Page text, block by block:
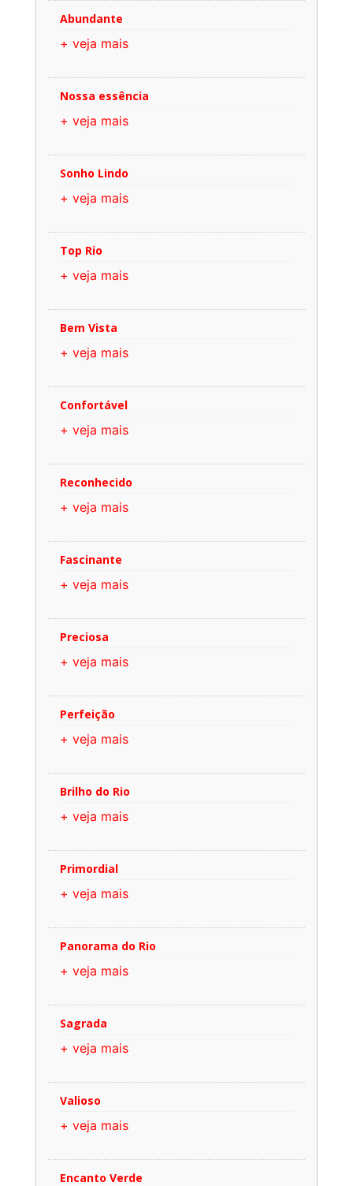
Abundante
+ veja mais
Nossa essência
+ veja mais
Sonho Lindo
+ veja mais
Top Rio
+ veja mais
Bem Vista
+ veja mais
Confortável
+ veja mais
Reconhecido
+ veja mais
Fascinante
+ veja mais
Preciosa
+ veja mais
Perfeição
+ veja mais
Brilho do Rio
+ veja mais
Primordial
+ veja mais
Panorama do Rio
+ veja mais
Sagrada
+ veja mais
Valioso
+ veja mais
Encanto Verde